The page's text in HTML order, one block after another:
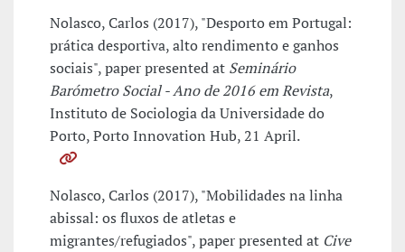
Nolasco, Carlos (2017), "Desporto em Portugal:
prática desportiva, alto rendimento e ganhos
sociais", paper presented at Seminário
Barómetro Social - Ano de 2016 em Revista,
Instituto de Sociologia da Universidade do
Porto, Porto Innovation Hub, 21 April.
Nolasco, Carlos (2017), "Mobilidades na linha
abissal: os fluxos de atletas e
migrantes/refugiados", paper presented at Cive